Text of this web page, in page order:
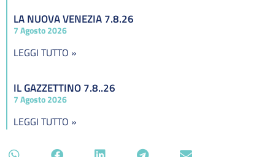
LA NUOVA VENEZIA 7.8.26
7 Agosto 2026
LEGGI TUTTO »
IL GAZZETTINO 7.8..26
7 Agosto 2026
LEGGI TUTTO »